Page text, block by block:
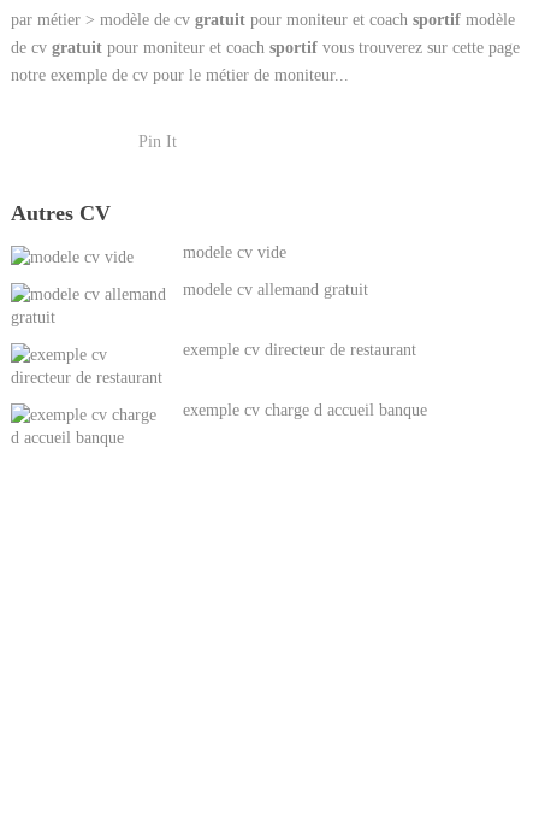
par métier > modèle de cv gratuitpour moniteur et coach sportifmodèle
de cv gratuitpour moniteur et coach sportifvous trouverez sur cette page
notre exemple de cv pour le métier de moniteur...
Pin It
Autres CV
modele cv vide
modele cv allemand gratuit
exemple cv directeur de restaurant
exemple cv charge d accueil banque